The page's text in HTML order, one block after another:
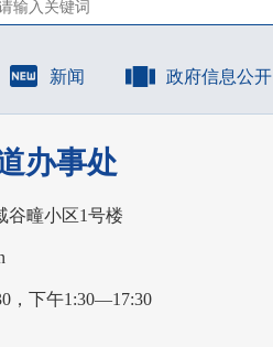
新闻 政府信息公开
办事处
谷疃小区1号楼
，下午1:30—17:30